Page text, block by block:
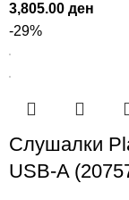
3,805.00ден
-29%
Слушалки
USB-A